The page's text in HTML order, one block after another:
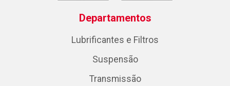
Departamentos
Lubrificantes e Filtros
Suspensão
Transmissão